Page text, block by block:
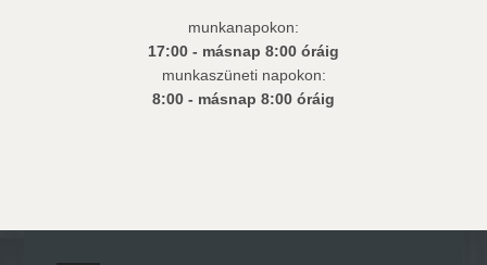
munkanapokon:
17:00 - másnap 8:00 óráig
munkaszüneti napokon:
8:00 - másnap 8:00 óráig